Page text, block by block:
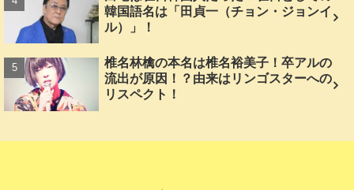
韓国語名は「田貞一（チョン・ジョンイ
ル）」！
椎名林檎の本名は椎名裕美子！卒アルの
流出が原因！？由来はリンゴスターへの
リスペクト！